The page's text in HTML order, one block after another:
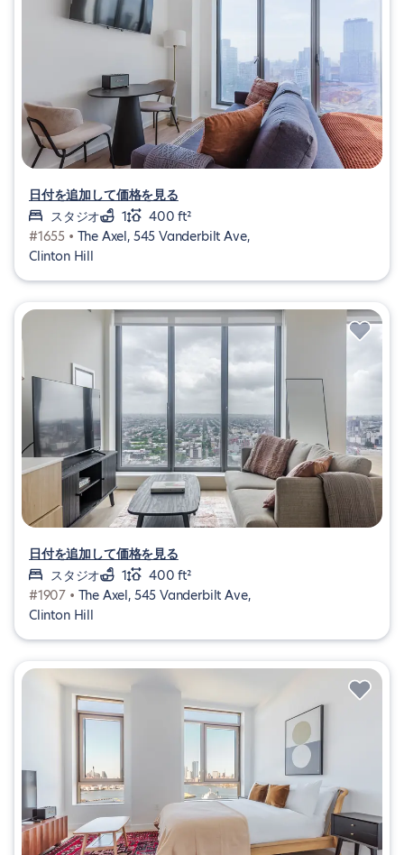
日付を追加して価格を見る
スタジオ
1
400 ft²
#1655 • The Axel, 545 Vanderbilt Ave,
Clinton Hill
日付を追加して価格を見る
スタジオ
1
400 ft²
#1907 • The Axel, 545 Vanderbilt Ave,
Clinton Hill